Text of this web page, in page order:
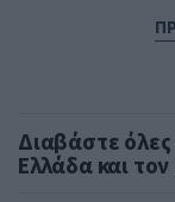
Διαβάστε όλες
Ελλάδα και